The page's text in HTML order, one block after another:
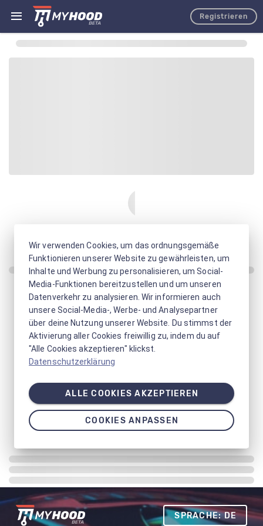
Registrieren
SPRACHE: DE
Wir verwenden Cookies, um das ordnungsgemäße
Funktionieren unserer Website zu gewährleisten, um
Inhalte und Werbung zu personalisieren, um Social-
Media-Funktionen bereitzustellen und um unseren
Datenverkehr zu analysieren. Wir informieren auch
unsere Social-Media-, Werbe- und Analysepartner
über deine Nutzung unserer Website. Du stimmst der
Aktivierung aller Cookies freiwillig zu, indem du auf
"Alle Cookies akzeptieren" klickst.
Datenschutzerklärung
ALLE COOKIES AKZEPTIEREN
COOKIES ANPASSEN